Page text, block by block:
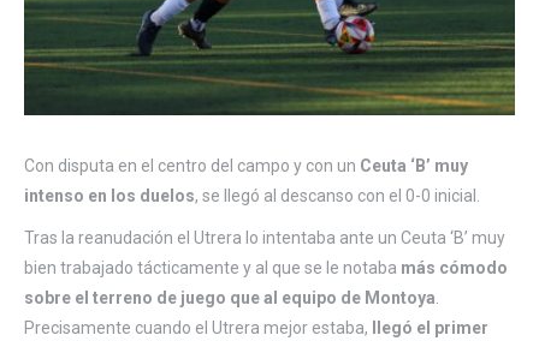
Con disputa en el centro del campo y con un Ceuta ‘B’ muy
intenso en los duelos, se llegó al descanso con el 0-0 inicial.
Tras la reanudación el Utrera lo intentaba ante un Ceuta ‘B’ muy
bien trabajado tácticamente y al que se le notaba más cómodo
sobre el terreno de juego que al equipo de Montoya
Precisamente cuando el Utrera mejor estaba,
llegó el primer